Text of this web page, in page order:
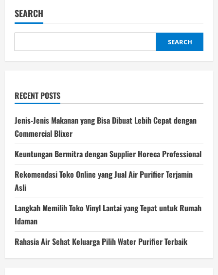
SEARCH
SEARCH
RECENT POSTS
Jenis-Jenis Makanan yang Bisa Dibuat Lebih Cepat dengan
Commercial Blixer
Keuntungan Bermitra dengan Supplier Horeca Professional
Rekomendasi Toko Online yang Jual Air Purifier Terjamin
Asli
Langkah Memilih Toko Vinyl Lantai yang Tepat untuk Rumah
Idaman
Rahasia Air Sehat Keluarga Pilih Water Purifier Terbaik